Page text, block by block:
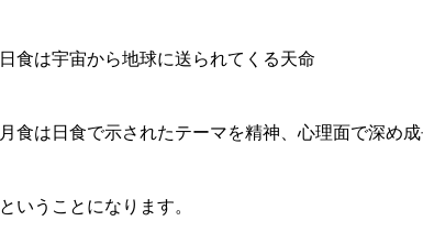
日食は宇宙から地球に送られてくる天命
月食は日食で示されたテーマを精神、心理面で深め
ということになります。